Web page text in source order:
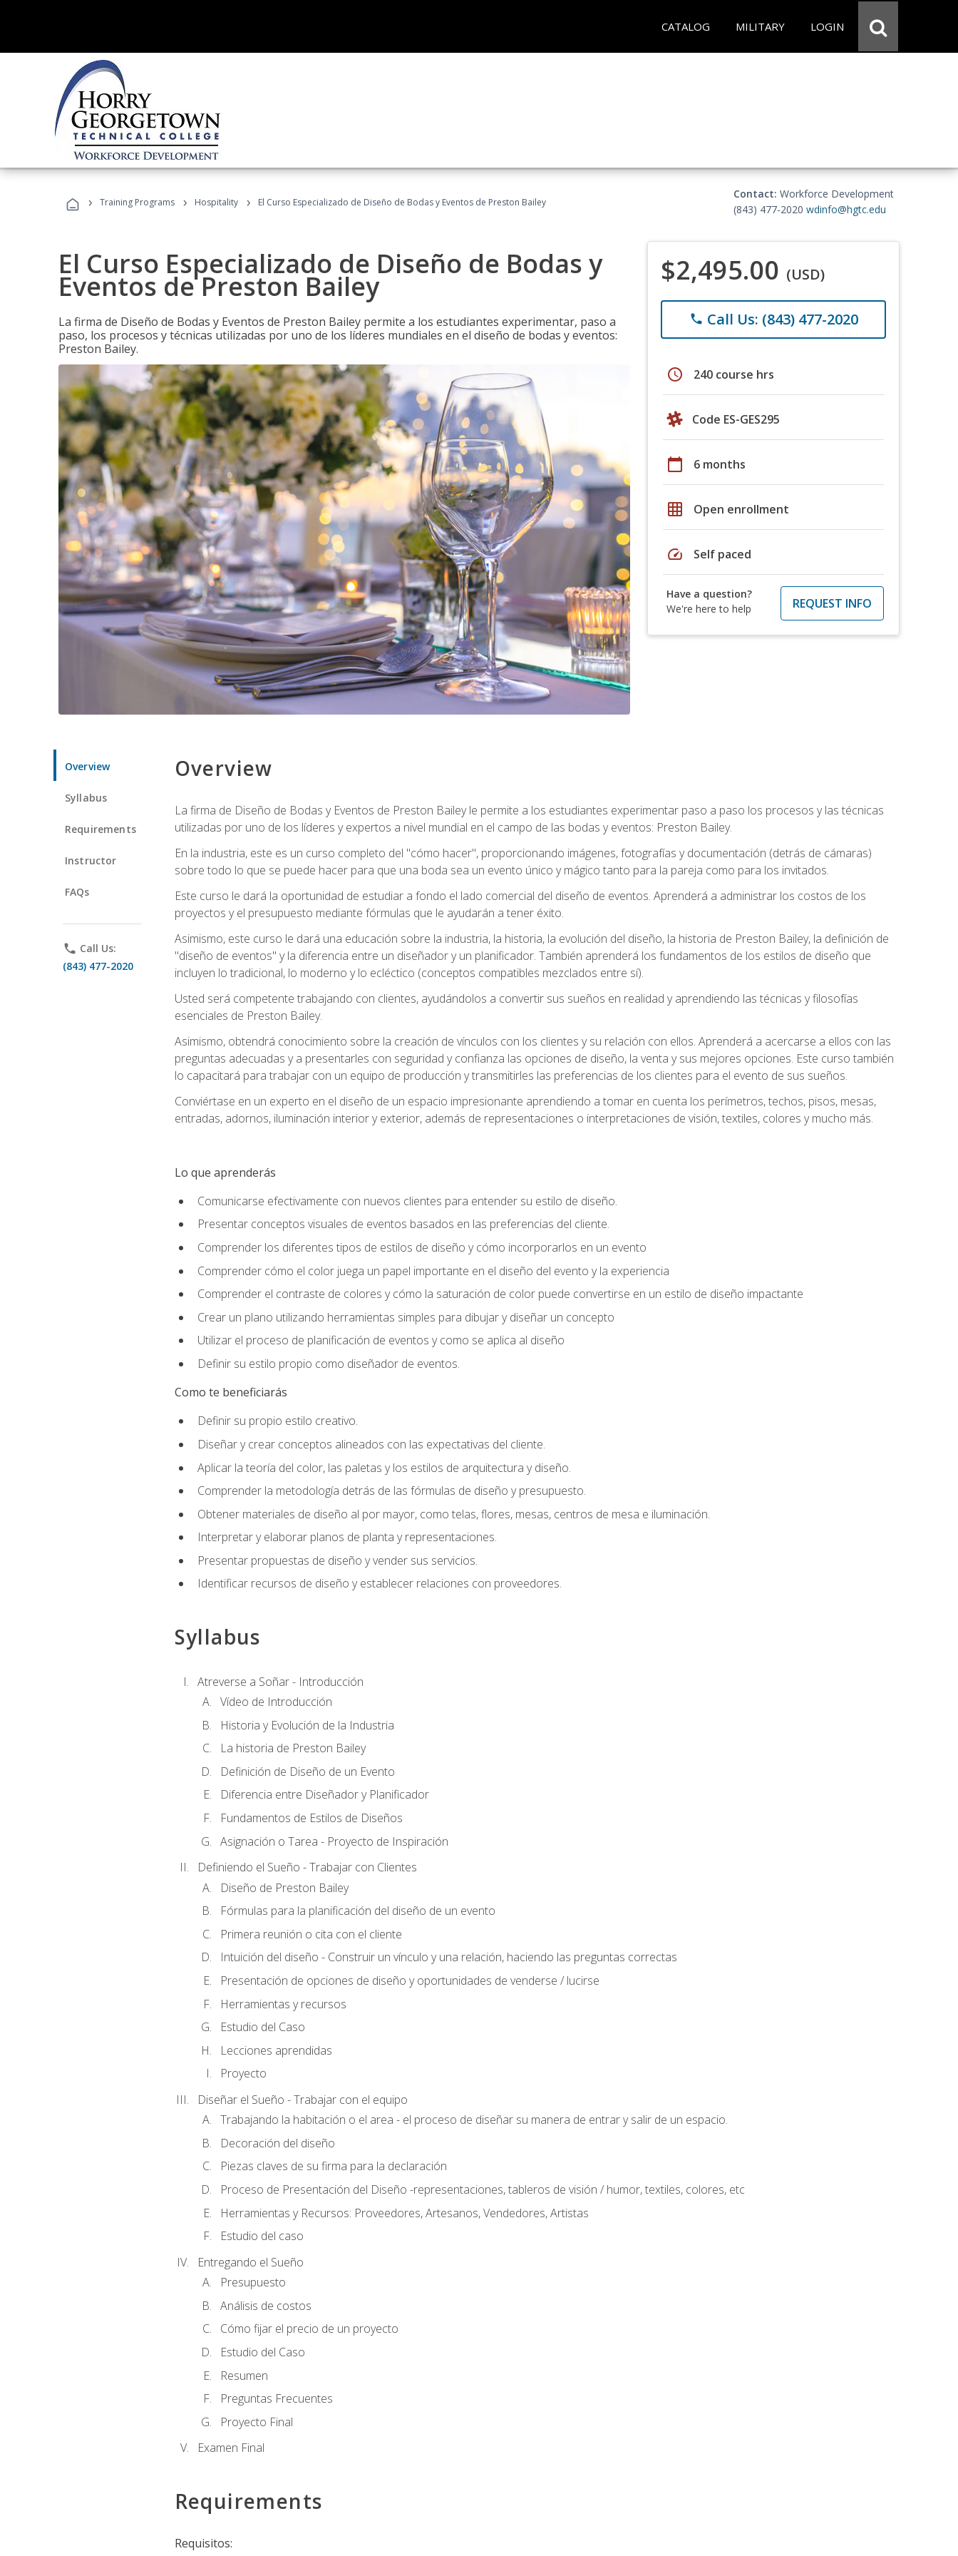
CATALOG MILITARY LOGIN
› Training Programs › Hospitality › El Curso Especializado de Diseño de Bodas y Eventos de Preston Bailey
Contact: Workforce Development
(843) 477-2020 wdinfo@hgtc.edu
El Curso Especializado de Diseño de Bodas y
Eventos de Preston Bailey
La firma de Diseño de Bodas y Eventos de Preston Bailey permite a los estudiantes experimentar, paso a
paso, los procesos y técnicas utilizadas por uno de los líderes mundiales en el diseño de bodas y eventos:
Preston Bailey.
$2,495.00 (USD)
phone Call Us: (843) 477-2020
schedule 240 course hrs
Code ES-GES295
calendar_today 6 months
grid_on Open enrollment
speed Self paced
Have a question?
We're here to help
REQUEST INFO
Overview
Syllabus
Requirements
Instructor
FAQs
phone Call Us:
(843) 477-2020
Overview
La firma de Diseño de Bodas y Eventos de Preston Bailey le permite a los estudiantes experimentar paso a paso los procesos y las técnicas
utilizadas por uno de los líderes y expertos a nivel mundial en el campo de las bodas y eventos: Preston Bailey.
En la industria, este es un curso completo del "cómo hacer", proporcionando imágenes, fotografías y documentación (detrás de cámaras)
sobre todo lo que se puede hacer para que una boda sea un evento único y mágico tanto para la pareja como para los invitados.
Este curso le dará la oportunidad de estudiar a fondo el lado comercial del diseño de eventos. Aprenderá a administrar los costos de los
proyectos y el presupuesto mediante fórmulas que le ayudarán a tener éxito.
Asimismo, este curso le dará una educación sobre la industria, la historia, la evolución del diseño, la historia de Preston Bailey, la definición de
"diseño de eventos" y la diferencia entre un diseñador y un planificador. También aprenderá los fundamentos de los estilos de diseño que
incluyen lo tradicional, lo moderno y lo ecléctico (conceptos compatibles mezclados entre sí).
Usted será competente trabajando con clientes, ayudándolos a convertir sus sueños en realidad y aprendiendo las técnicas y filosofías
esenciales de Preston Bailey.
Asimismo, obtendrá conocimiento sobre la creación de vínculos con los clientes y su relación con ellos. Aprenderá a acercarse a ellos con las
preguntas adecuadas y a presentarles con seguridad y confianza las opciones de diseño, la venta y sus mejores opciones. Este curso también
lo capacitará para trabajar con un equipo de producción y transmitirles las preferencias de los clientes para el evento de sus sueños.
Conviértase en un experto en el diseño de un espacio impresionante aprendiendo a tomar en cuenta los perímetros, techos, pisos, mesas,
entradas, adornos, iluminación interior y exterior, además de representaciones o interpretaciones de visión, textiles, colores y mucho más.
Lo que aprenderás
Comunicarse efectivamente con nuevos clientes para entender su estilo de diseño.
Presentar conceptos visuales de eventos basados en las preferencias del cliente.
Comprender los diferentes tipos de estilos de diseño y cómo incorporarlos en un evento
Comprender cómo el color juega un papel importante en el diseño del evento y la experiencia
Comprender el contraste de colores y cómo la saturación de color puede convertirse en un estilo de diseño impactante
Crear un plano utilizando herramientas simples para dibujar y diseñar un concepto
Utilizar el proceso de planificación de eventos y como se aplica al diseño
Definir su estilo propio como diseñador de eventos.
Como te beneficiarás
Definir su propio estilo creativo.
Diseñar y crear conceptos alineados con las expectativas del cliente.
Aplicar la teoría del color, las paletas y los estilos de arquitectura y diseño.
Comprender la metodología detrás de las fórmulas de diseño y presupuesto.
Obtener materiales de diseño al por mayor, como telas, flores, mesas, centros de mesa e iluminación.
Interpretar y elaborar planos de planta y representaciones.
Presentar propuestas de diseño y vender sus servicios.
Identificar recursos de diseño y establecer relaciones con proveedores.
Syllabus
Atreverse a Soñar - Introducción
Vídeo de Introducción
Historia y Evolución de la Industria
La historia de Preston Bailey
Definición de Diseño de un Evento
Diferencia entre Diseñador y Planificador
Fundamentos de Estilos de Diseños
Asignación o Tarea - Proyecto de Inspiración
Definiendo el Sueño - Trabajar con Clientes
Diseño de Preston Bailey
Fórmulas para la planificación del diseño de un evento
Primera reunión o cita con el cliente
Intuición del diseño - Construir un vínculo y una relación, haciendo las preguntas correctas
Presentación de opciones de diseño y oportunidades de venderse / lucirse
Herramientas y recursos
Estudio del Caso
Lecciones aprendidas
Proyecto
Diseñar el Sueño - Trabajar con el equipo
Trabajando la habitación o el area - el proceso de diseñar su manera de entrar y salir de un espacio.
Decoración del diseño
Piezas claves de su firma para la declaración
Proceso de Presentación del Diseño -representaciones, tableros de visión / humor, textiles, colores, etc
Herramientas y Recursos: Proveedores, Artesanos, Vendedores, Artistas
Estudio del caso
Entregando el Sueño
Presupuesto
Análisis de costos
Cómo fijar el precio de un proyecto
Estudio del Caso
Resumen
Preguntas Frecuentes
Proyecto Final
Examen Final
Requirements
Requisitos: